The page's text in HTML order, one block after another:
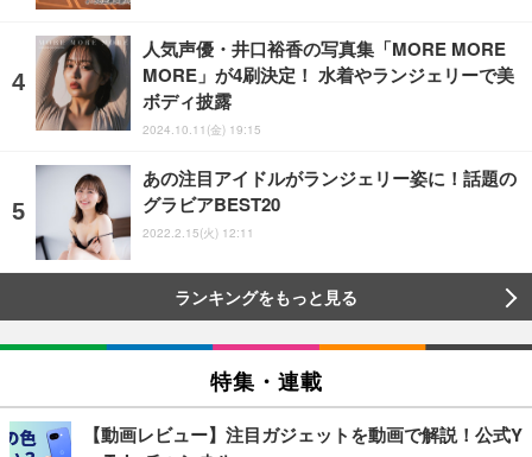
人気声優・井口裕香の写真集「MORE MORE
MORE」が4刷決定！ 水着やランジェリーで美
ボディ披露
2024.10.11(金) 19:15
あの注目アイドルがランジェリー姿に！話題の
グラビアBEST20
2022.2.15(火) 12:11
ランキングをもっと見る
特集・連載
【動画レビュー】注目ガジェットを動画で解説！公式Y